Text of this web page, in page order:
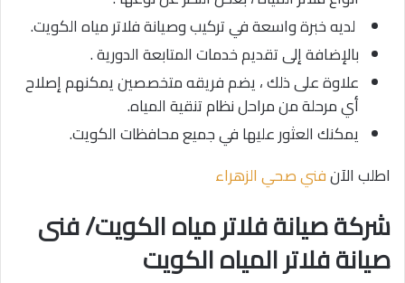
لديه خبرة واسعة في تركيب وصيانة فلاتر مياه الكويت.
بالإضافة إلى تقديم خدمات المتابعة الدورية .
علاوة على ذلك ، يضم فريقه متخصصين يمكنهم إصلاح
أي مرحلة من مراحل نظام تنقية المياه.
يمكنك العثور عليها في جميع محافظات الكويت.
اطلب الآنفني صحي الزهراء
شركة صيانة فلاتر مياه الكويت/ فنى
صيانة فلاتر المياه الكويت